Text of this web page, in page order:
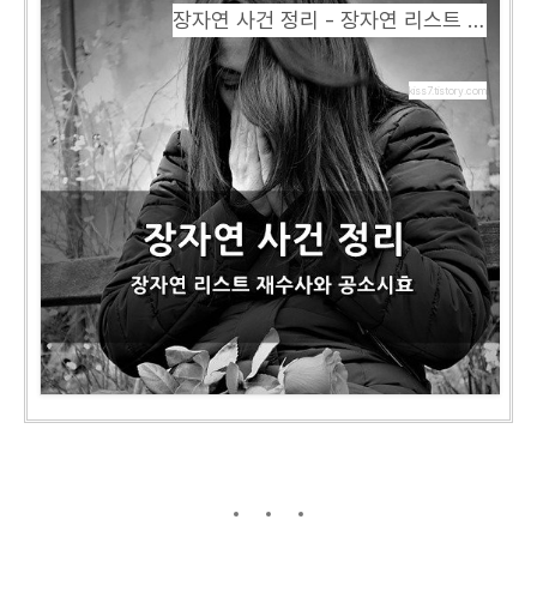
장자연 사건 정리 - 장자연 리스트 재수사와 공소시효
kiss7.tistory.com